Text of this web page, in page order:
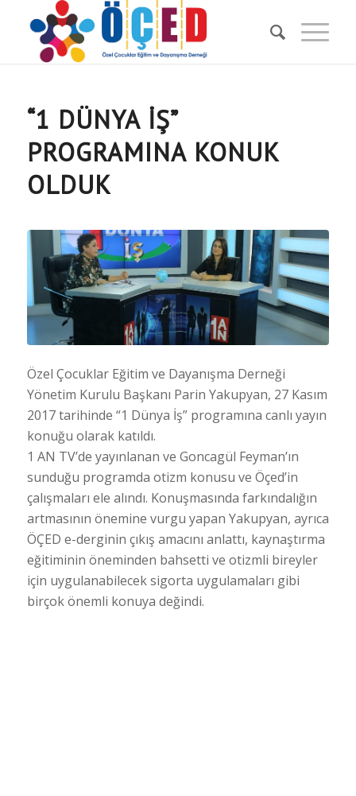
“1 DÜNYA İŞ”
PROGRAMINA KONUK
OLDUK
Özel Çocuklar Eğitim ve Dayanışma Derneği
Yönetim Kurulu Başkanı Parin Yakupyan, 27 Kasım
2017 tarihinde “1 Dünya İş” programına canlı yayın
konuğu olarak katıldı.
1 AN TV’de yayınlanan ve Goncagül Feyman’ın
sunduğu programda otizm konusu ve Öçed’in
çalışmaları ele alındı. Konuşmasında farkındalığın
artmasının önemine vurgu yapan Yakupyan, ayrıca
ÖÇED e-derginin çıkış amacını anlattı, kaynaştırma
eğitiminin öneminden bahsetti ve otizmli bireyler
için uygulanabilecek sigorta uygulamaları gibi
birçok önemli konuya değindi.